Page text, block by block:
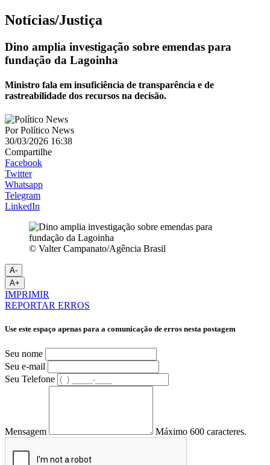
Notícias/Justiça
Dino amplia investigação sobre emendas para
fundação da Lagoinha
Ministro fala em insuficiência de transparência e de
rastreabilidade dos recursos na decisão.
PorPolítico News
30/03/2026 16:38
Compartilhe
Facebook
Twitter
Whatsapp
Telegram
LinkedIn
© Valter Campanato/Agência Brasil
A-
A+
IMPRIMIR
REPORTAR ERROS
Use este espaço apenas para a comunicação de erros nesta postagem
Seu nome
Seu e-mail
Seu Telefone
Mensagem Máximo 600 caracteres.